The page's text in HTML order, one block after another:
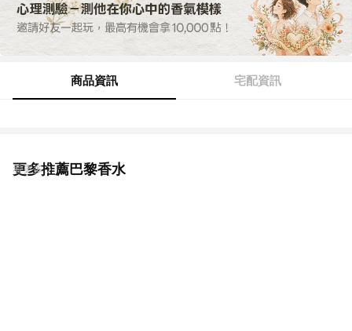
商品資訊 宅配資訊
更多推薦巴黎香水
看更多